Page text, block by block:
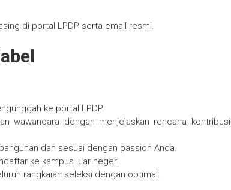
di portal LPDP serta email resmi.
ke portal LPDP.
wawancara dengan menjelaskan rencana kontribusi
dan sesuai dengan passion Anda.
ke kampus luar negeri.
rangkaian seleksi dengan optimal.